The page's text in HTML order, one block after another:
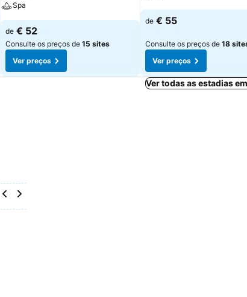
Spa
de € 52
Consulte os preços de 15 sites
Ver preços
de € 55
Consulte os preços de 18
Ver preços
Ver todas as estadias